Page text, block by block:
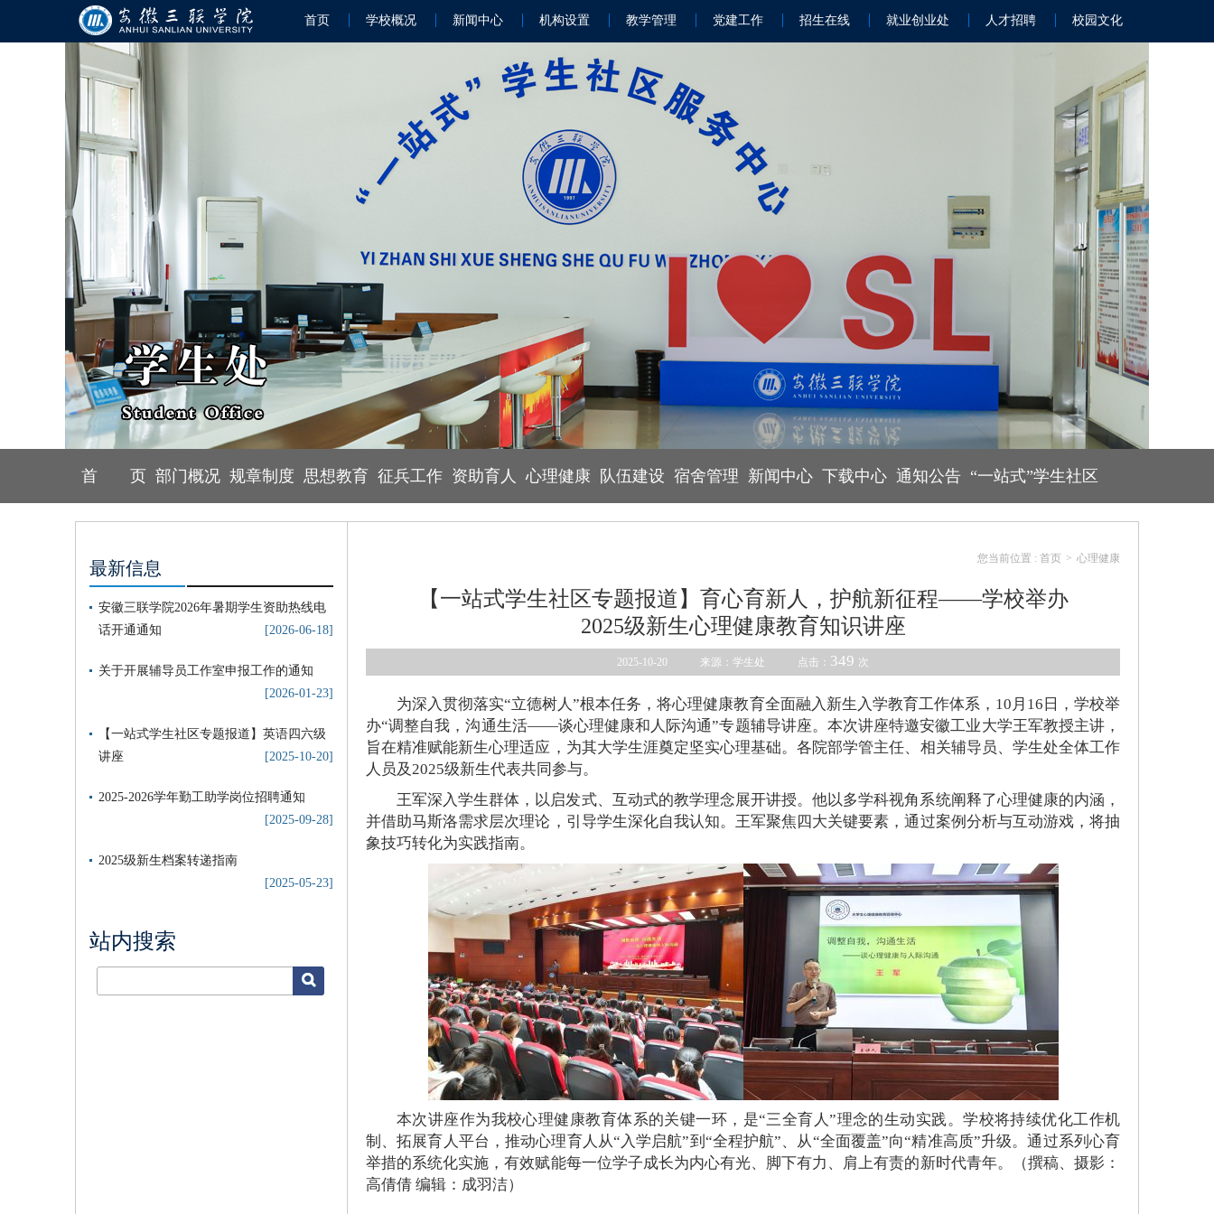
首页 学校概况 新闻中心 机构设置 教学管理 党建工作 招生在线 就业创业处 人才招聘 校园文化
首 页 部门概况 规章制度 思想教育 征兵工作 资助育人 心理健康 队伍建设 宿舍管理 新闻中心 下载中心 通知公告 “一站式”学生社区
最新信息
安徽三联学院2026年暑期学生资助热线电
话开通通知
[2026-06-18]
关于开展辅导员工作室申报工作的通知
[2026-01-23]
【一站式学生社区专题报道】英语四六级
讲座
[2025-10-20]
2025-2026学年勤工助学岗位招聘通知
[2025-09-28]
2025级新生档案转递指南
[2025-05-23]
站内搜索
您当前位置 : 首页 > 心理健康
【一站式学生社区专题报道】育心育新人，护航新征程——学校举办
2025级新生心理健康教育知识讲座
2025-10-20 来源：学生处 点击： 349 次
为深入贯彻落实“立德树人”根本任务，将心理健康教育全面融入新生入学教育工作体系，10月16日，学校举
办“调整自我，沟通生活——谈心理健康和人际沟通”专题辅导讲座。本次讲座特邀安徽工业大学王军教授主讲，
旨在精准赋能新生心理适应，为其大学生涯奠定坚实心理基础。各院部学管主任、相关辅导员、学生处全体工作
人员及2025级新生代表共同参与。
王军深入学生群体，以启发式、互动式的教学理念展开讲授。他以多学科视角系统阐释了心理健康的内涵，
并借助马斯洛需求层次理论，引导学生深化自我认知。王军聚焦四大关键要素，通过案例分析与互动游戏，将抽
象技巧转化为实践指南。
本次讲座作为我校心理健康教育体系的关键一环，是“三全育人”理念的生动实践。学校将持续优化工作机
制、拓展育人平台，推动心理育人从“入学启航”到“全程护航”、从“全面覆盖”向“精准高质”升级。通过系列心育
举措的系统化实施，有效赋能每一位学子成长为内心有光、脚下有力、肩上有责的新时代青年。（撰稿、摄影：
高倩倩 编辑：成羽洁）